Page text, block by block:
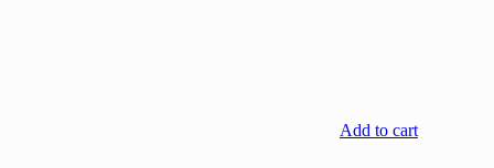
Add to cart